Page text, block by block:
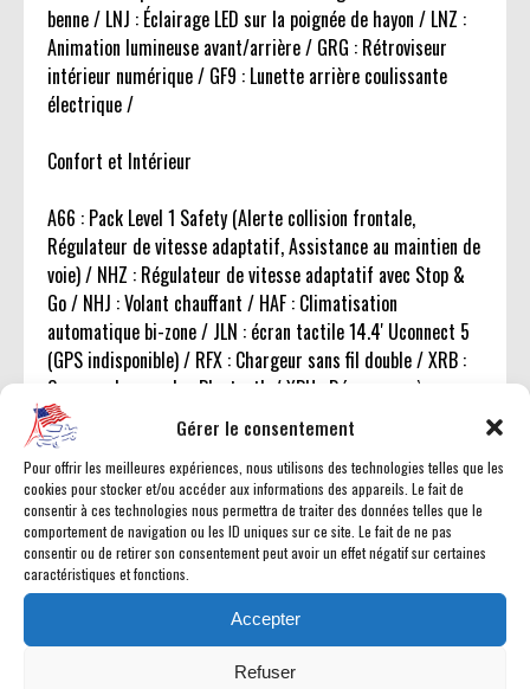
Gérer le consentement
Pour offrir les meilleures expériences, nous utilisons des technologies telles que les
cookies pour stocker et/ou accéder aux informations des appareils. Le fait de
consentir à ces technologies nous permettra de traiter des données telles que le
comportement de navigation ou les ID uniques sur ce site. Le fait de ne pas
consentir ou de retirer son consentement peut avoir un effet négatif sur certaines
caractéristiques et fonctions.
Accepter
Refuser
benne / LNJ : Éclairage LED sur la poignée de hayon / LNZ :
Animation lumineuse avant/arrière / GRG : Rétroviseur
intérieur numérique / GF9 : Lunette arrière coulissante
électrique /
Confort et Intérieur
A66 : Pack Level 1 Safety (Alerte collision frontale,
Régulateur de vitesse adaptatif, Assistance au maintien de
voie) / NHZ : Régulateur de vitesse adaptatif avec Stop &
Go / NHJ : Volant chauffant / HAF : Climatisation
automatique bi-zone / JLN : écran tactile 14.4' Uconnect 5
(GPS indisponible) / RFX : Chargeur sans fil double / XRB :
Commandes vocales Bluetooth / XBH : Démarrage à
distance / GX6 : Démarrage avec smartphone / RJ1 : Écran
tactile passager avant /
Sièges et Habitacle
SJ : Sièges baquets en cuir quilté premium / CAJ : Sièges
avant ventilés et chauffants / CAH : Sièges arrière ventilés
/ JPZ : Sièges arrière chauffants / JVN : Sièges avant
électriques 8 positions / JW7 : Siège passager avant
électrique 8 positions / CE5 : Massage siège conducteur /